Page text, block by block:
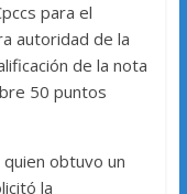
para el
autoridad de la
de la nota
50 puntos
obtuvo un
la